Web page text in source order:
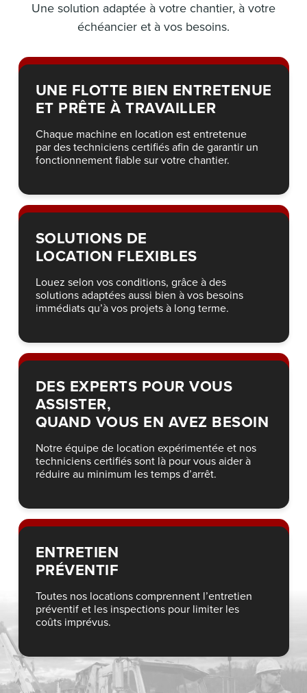
Une solution adaptée à votre chantier, à votre
échéancier et à vos besoins.
UNE FLOTTE BIEN ENTRETENUE
ET PRÊTE À TRAVAILLER
Chaque machine en location est entretenue
par des techniciens certifiés afin de garantir un
fonctionnement fiable sur votre chantier.
SOLUTIONS DE
LOCATION FLEXIBLES
Louez selon vos conditions, grâce à des
solutions adaptées aussi bien à vos besoins
immédiats qu’à vos projets à long terme.
DES EXPERTS POUR VOUS
ASSISTER,
QUAND VOUS EN AVEZ BESOIN
Notre équipe de location expérimentée et nos
techniciens certifiés sont là pour vous aider à
réduire au minimum les temps d’arrêt.
ENTRETIEN
PRÉVENTIF
Toutes nos locations comprennent l’entretien
préventif et les inspections pour limiter les
coûts imprévus.